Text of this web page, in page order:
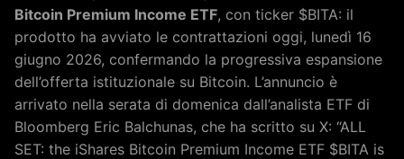
Bitcoin Premium Income ETF, con ticker $BITA: il
prodotto ha avviato le contrattazioni oggi, lunedì 16
giugno 2026, confermando la progressiva espansione
dell’offerta istituzionale su Bitcoin. L’annuncio è
arrivato nella serata di domenica dall’analista ETF di
Bloomberg Eric Balchunas, che ha scritto su X: “ALL
SET: the iShares Bitcoin Premium Income ETF $BITA is